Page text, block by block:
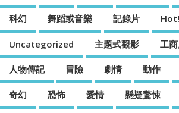
科幻 舞蹈或音樂 記錄片
Uncategorized 主題式觀影 工
人物傳記 冒險 劇情 動作
奇幻 恐怖 愛情 懸疑驚悚